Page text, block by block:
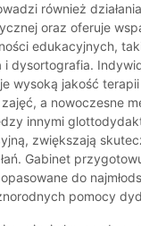
również
oraz oferuje
edukacyjnych,
i dysortografia.
wysoką jakość
a nowoczesne
innymi
zwiększają
Gabinet
do
pomocy